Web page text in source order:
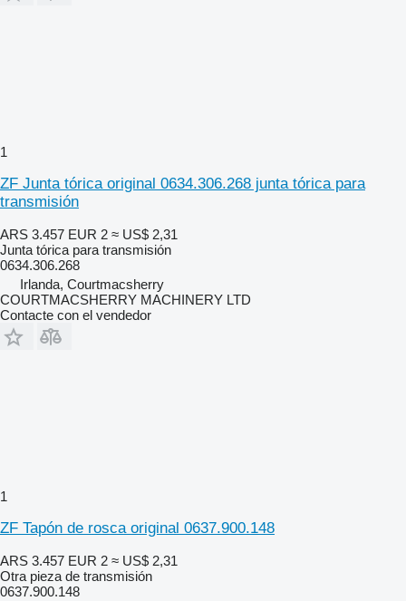
1
ZF Junta tórica original 0634.306.268 junta tórica para
transmisión
ARS 3.457 EUR 2 ≈ US$ 2,31
Junta tórica para transmisión
0634.306.268
Irlanda, Courtmacsherry
COURTMACSHERRY MACHINERY LTD
Contacte con el vendedor
1
ZF Tapón de rosca original 0637.900.148
ARS 3.457 EUR 2 ≈ US$ 2,31
Otra pieza de transmisión
0637.900.148